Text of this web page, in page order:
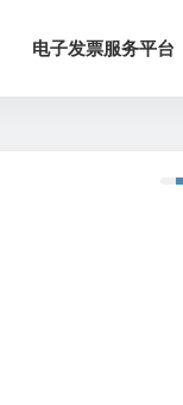
电子发票服务平台